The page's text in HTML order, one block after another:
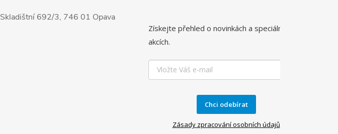
Skladištní 692/3, 746 01 Opava
Získejte přehled o novinkách a speciálních
akcích.
Chci odebírat
Zásady zpracování osobních údajů